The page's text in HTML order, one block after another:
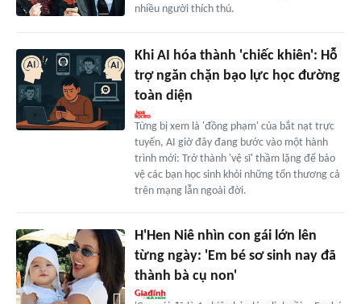
nhiều người thích thú.
Khi AI hóa thành 'chiếc khiên': Hỗ
trợ ngăn chặn bạo lực học đường
toàn diện
Từng bị xem là 'đồng phạm' của bắt nạt trực
tuyến, AI giờ đây đang bước vào một hành
trình mới: Trở thành 'vệ sĩ' thầm lặng để bảo
vệ các bạn học sinh khỏi những tổn thương cả
trên mạng lẫn ngoài đời.
H'Hen Niê nhìn con gái lớn lên
từng ngày: 'Em bé sơ sinh nay đã
thành bà cụ non'